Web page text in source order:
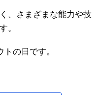
、さまざまな能力や技
。
の日です。